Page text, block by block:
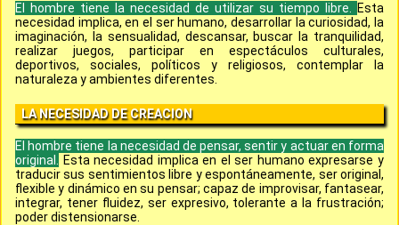
El hombre tiene la necesidad de utilizar su tiempo libre.
Esta
necesidad implica, en el ser humano, desarrollar la curiosidad, la
imaginación, la sensualidad, descansar, buscar la tranquilidad,
realizar juegos, participar en espectáculos culturales,
deportivos, sociales, políticos y religiosos, contemplar la
naturaleza y ambientes diferentes.
LA NECESIDAD DE CREACION
El hombre tiene la necesidad de pensar, sentir y actuar en forma
original.
Esta necesidad implica en el ser humano expresarse y
traducir sus sentimientos libre y espontáneamente, ser original,
flexible y dinámico en su pensar; capaz de improvisar, fantasear,
integrar, tener fluidez, ser expresivo, tolerante a la frustración;
poder distensionarse.